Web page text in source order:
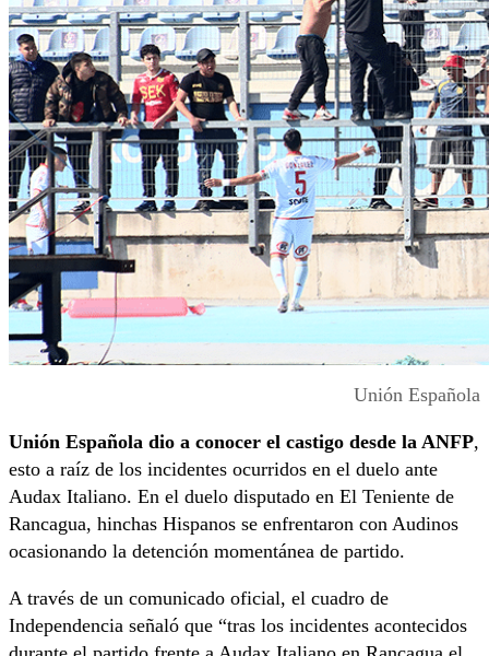
Unión Española
Unión Española dio a conocer el castigo desde la ANFP,
esto a raíz de los incidentes ocurridos en el duelo ante
Audax Italiano. En el duelo disputado en El Teniente de
Rancagua, hinchas Hispanos se enfrentaron con Audinos
ocasionando la detención momentánea de partido.
A través de un comunicado oficial, el cuadro de
Independencia señaló que “tras los incidentes acontecidos